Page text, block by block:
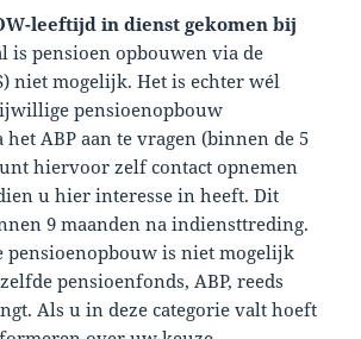
leeftijd in dienst gekomen bij
is pensioen opbouwen via de
niet mogelijk. Het is echter wél
pensioenopbouw
ABP aan te vragen (binnen de 5
hiervoor zelf contact opnemen
u hier interesse in heeft. Dit
9 maanden na indiensttreding.
is niet mogelijk
pensioenfonds, ABP, reeds
Als u in deze categorie valt hoeft